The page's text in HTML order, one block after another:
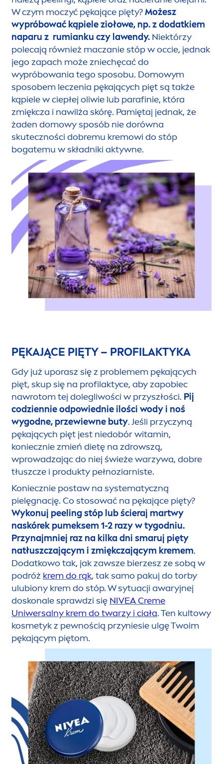
W czym moczyć pękające pięty?Możesz
wypróbować kąpiele ziołowe, np. z dodatkiem
naparu z rumianku czy lawendy. Niektórzy
polecają również maczanie stóp w occie, jednak
jego zapach może zniechęcać do
wypróbowania tego sposobu. Domowym
sposobem leczenia pękających pięt są także
kąpiele w ciepłej oliwie lub parafinie, która
zmiękcza i nawilża skórę. Pamiętaj jednak, że
żaden domowy sposób nie dorówna
skuteczności dobremu kremowi do stóp
bogatemu w składniki aktywne.
PĘKAJĄCE PIĘTY – PROFILAKTYKA
Gdy już uporasz się z problemem pękających
pięt, skup się na profilaktyce, aby zapobiec
nawrotom tej dolegliwości w przyszłości. Pij
codziennie odpowiednie ilości wody i noś
wygodne, przewiewne buty. Jeśli przyczyną
pękających pięt jest niedobór witamin,
koniecznie zmień dietę na zdrowszą,
wprowadzając do niej świeże warzywa, dobre
tłuszcze i produkty pełnoziarniste.
Koniecznie postaw na systematyczną
pielęgnację. Co stosować na pękające pięty?
Wykonuj peeling stóp lub ścieraj martwy
naskórek pumeksem 1-2 razy w tygodniu.
Przynajmniej raz na kilka dni smaruj pięty
natłuszczającym i zmiękczającym kremem.
Dodatkowo tak, jak zawsze bierzesz ze sobą w
podróż krem do rąk, tak samo pakuj do torby
ulubiony krem do stóp. W sytuacji awaryjnej
doskonale sprawdzi się NIVEA Creme
Uniwersalny krem do twarzy i ciała. Ten kultowy
kosmetyk z pewnością przyniesie ulgę Twoim
pękającym piętom.